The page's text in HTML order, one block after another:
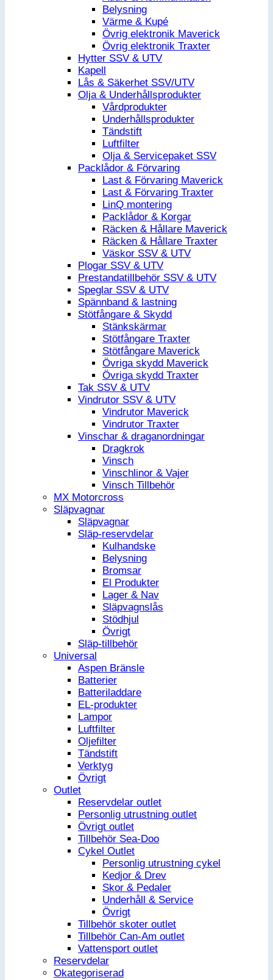
Belysning
Värme & Kupé
Övrig elektronik Maverick
Övrig elektronik Traxter
Hytter SSV & UTV
Kapell
Lås & Säkerhet SSV/UTV
Olja & Underhållsprodukter
Vårdprodukter
Underhållsprodukter
Tändstift
Luftfilter
Olja & Servicepaket SSV
Packlådor & Förvaring
Last & Förvaring Maverick
Last & Förvaring Traxter
LinQ montering
Packlådor & Korgar
Räcken & Hållare Maverick
Räcken & Hållare Traxter
Väskor SSV & UTV
Plogar SSV & UTV
Prestandatillbehör SSV & UTV
Speglar SSV & UTV
Spännband & lastning
Stötfångare & Skydd
Stänkskärmar
Stötfångare Traxter
Stötfångare Maverick
Övriga skydd Maverick
Övriga skydd Traxter
Tak SSV & UTV
Vindrutor SSV & UTV
Vindrutor Maverick
Vindrutor Traxter
Vinschar & draganordningar
Dragkrok
Vinsch
Vinschlinor & Vajer
Vinsch Tillbehör
MX Motorcross
Släpvagnar
Släpvagnar
Släp-reservdelar
Kulhandske
Belysning
Bromsar
El Produkter
Lager & Nav
Släpvagnslås
Stödhjul
Övrigt
Släp-tillbehör
Universal
Aspen Bränsle
Batterier
Batteriladdare
EL-produkter
Lampor
Luftfilter
Oljefilter
Tändstift
Verktyg
Övrigt
Outlet
Reservdelar outlet
Personlig utrustning outlet
Övrigt outlet
Tillbehör Sea-Doo
Cykel Outlet
Personlig utrustning cykel
Kedjor & Drev
Skor & Pedaler
Underhåll & Service
Övrigt
Tillbehör skoter outlet
Tillbehör Can-Am outlet
Vattensport outlet
Reservdelar
Okategoriserad